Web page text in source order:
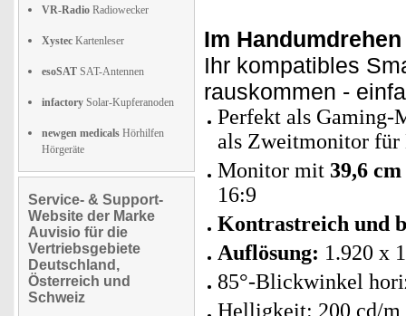
VR-Radio Radiowecker
Xystec Kartenleser
esoSAT SAT-Antennen
infactory Solar-Kupferanoden
newgen medicals Hörhilfen
Hörgeräte
Service- & Support-
Website der Marke
Auvisio für die
Vertriebsgebiete
Deutschland,
Österreich und
Schweiz
Im
Ihr kompatibles
rauskommen -
Perfekt als Gaming-
als Zweitmonitor für
Monitor mit 39,6
16:9
Kontrastreich und
Auflösung: 1.920 x
85°-Blickwinkel
Helligkeit: 200 cd/m